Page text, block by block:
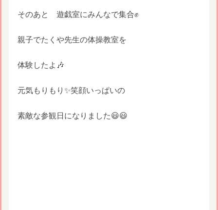
そのあと 遊戯室にみんなで集合✊
親子でたくや先生の体操教室を
体験したよ🎶
元気もりもり✨笑顔いっぱいの
素敵な参観日になりました😃😃